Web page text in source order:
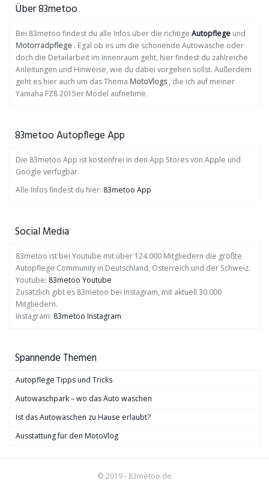
Über 83metoo
Bei 83metoo findest du alle Infos über die richtige Autopflege und
Motorradpflege . Egal ob es um die schonende Autowäsche oder
doch die Detailarbeit im Innenraum geht, hier findest du zahlreiche
Anleitungen und Hinweise, wie du dabei vorgehen sollst. Außerdem
geht es hier auch um das Thema MotoVlogs, die ich auf meiner
Yamaha FZ8 2015er Model aufnehme.
83metoo Autopflege App
Die 83metoo App ist kostenfrei in den App Stores von Apple und
Google verfügbar.
Alle Infos findest du hier: 83metoo App
Social Media
83metoo ist bei Youtube mit über 124.000 Mitgliedern die größte
Autopflege Community in Deutschland, Österreich und der Schweiz.
Youtube: 83metoo Youtube
Zusätzlich gibt es 83metoo bei Instagram, mit aktuell 30.000
Mitgliedern.
Instagram: 83metoo Instagram
Spannende Themen
Autopflege Tipps und Tricks
Autowaschpark – wo das Auto waschen
Ist das Autowaschen zu Hause erlaubt?
Ausstattung für den MotoVlog
© 2019 - 83metoo.de